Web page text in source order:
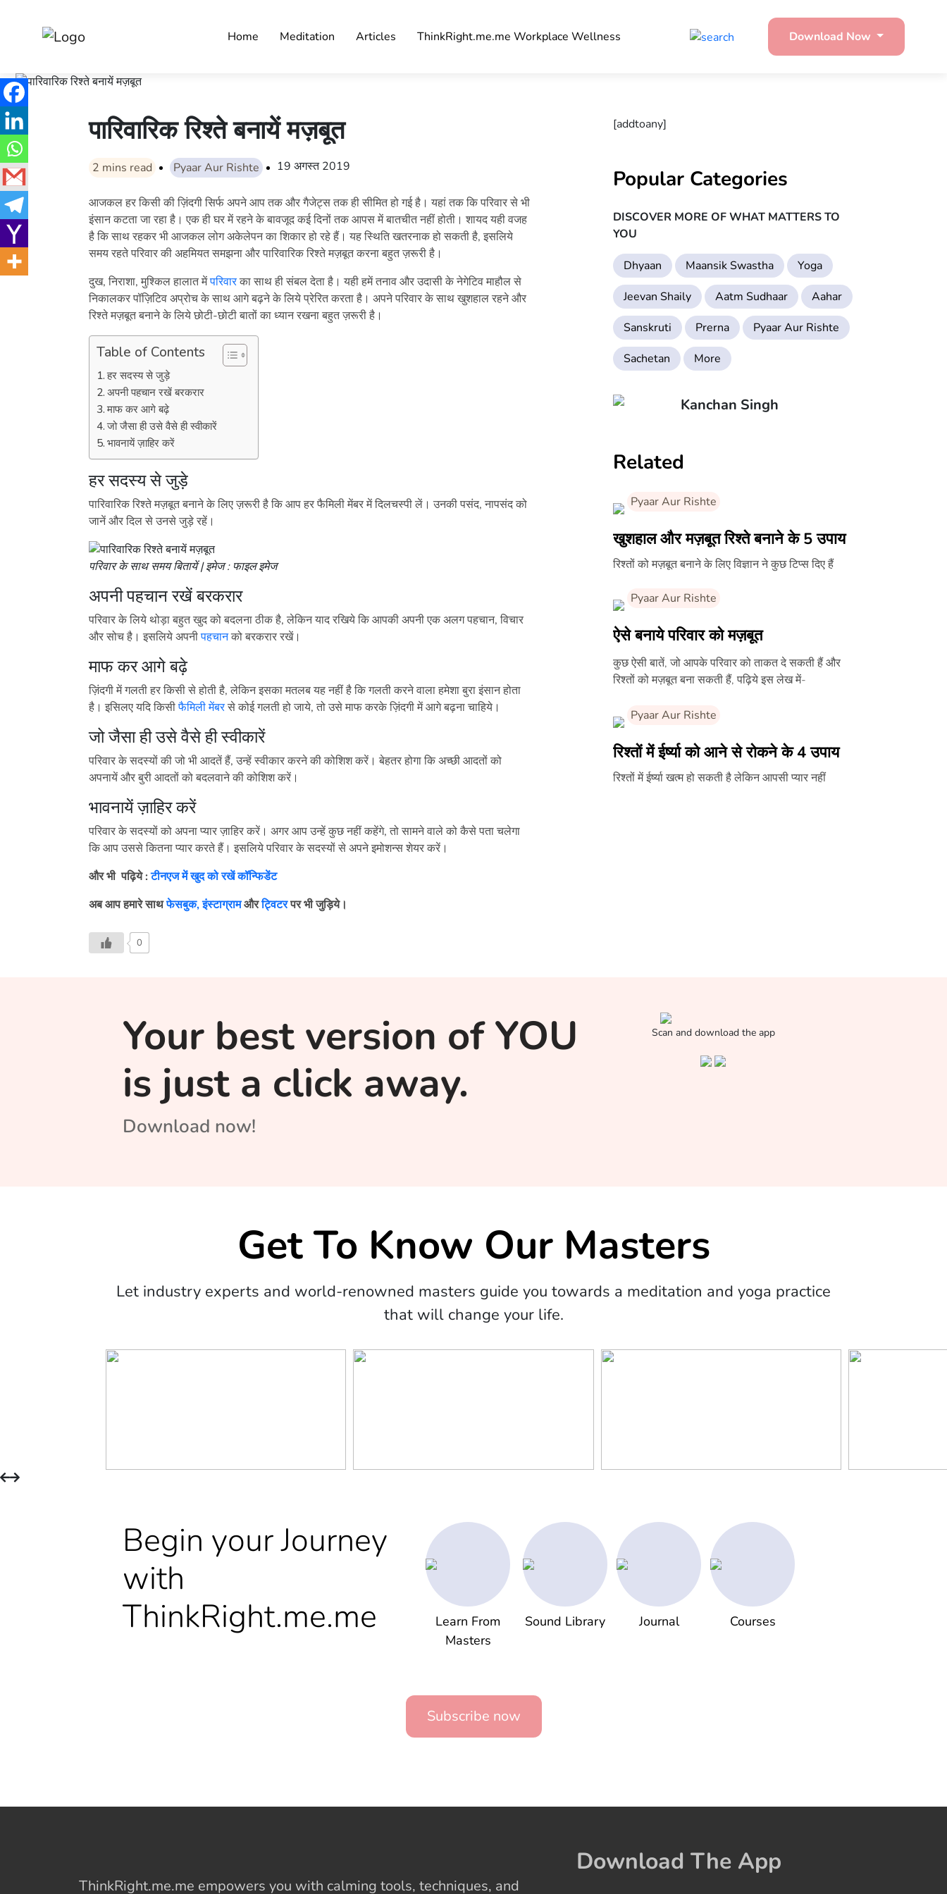
Home Meditation Articles ThinkRight.me.me Workplace Wellness Download Now
पारिवारिक रिश्ते बनायें मज़बूत
2 mins read Pyaar Aur Rishte 19 अगस्त 2019
आजकल हर किसी की ज़िंदगी सिर्फ अपने आप तक और गैजेट्स तक ही सीमित हो गई है। यहां तक कि परिवार से भी
इंसान कटता जा रहा है। एक ही घर में रहने के बावजूद कई दिनों तक आपस में बातचीत नहीं होती। शायद यही वजह
है कि साथ रहकर भी आजकल लोग अकेलेपन का शिकार हो रहे हैं। यह स्थिति खतरनाक हो सकती है, इसलिये
समय रहते परिवार की अहमियत समझना और पारिवारिक रिश्ते मज़बूत करना बहुत ज़रूरी है।
दुख, निराशा, मुश्किल हालात मेंपरिवारका साथ ही संबल देता है। यही हमें तनाव और उदासी के नेगेटिव माहौल से
निकालकर पॉज़िटिव अप्रोच के साथ आगे बढ़ने के लिये प्रेरित करता है। अपने परिवार के साथ खुशहाल रहने और
रिश्ते मज़बूत बनाने के लिये छोटी-छोटी बातों का ध्यान रखना बहुत ज़रूरी है।
Table of Contents
हर सदस्य से जुड़े
अपनी पहचान रखें बरकरार
माफ कर आगे बढ़े
जो जैसा ही उसे वैसे ही स्वीकारें
भावनायें ज़ाहिर करें
हर सदस्य से जुड़े
पारिवारिक रिश्ते मज़बूत बनाने के लिए ज़रूरी है कि आप हर फैमिली मेंबर में दिलचस्पी लें। उनकी पसंद, नापसंद को
जानें और दिल से उनसे जुड़े रहें।
परिवार के साथ समय बितायें | इमेज : फाइल इमेज
अपनी पहचान रखें बरकरार
परिवार के लिये थोड़ा बहुत खुद को बदलना ठीक है, लेकिन याद रखिये कि आपकी अपनी एक अलग पहचान, विचार
और सोच है। इसलिये अपनीपहचानको बरकरार रखें।
माफ कर आगे बढ़े
ज़िंदगी में गलती हर किसी से होती है, लेकिन इसका मतलब यह नहीं है कि गलती करने वाला हमेशा बुरा इंसान होता
है। इसिलए यदि किसीफैमिली मेंबरसे कोई गलती हो जाये, तो उसे माफ करके ज़िंदगी में आगे बढ़ना चाहिये।
जो जैसा ही उसे वैसे ही स्वीकारें
परिवार के सदस्यों की जो भी आदतें हैं, उन्हें स्वीकार करने की कोशिश करें। बेहतर होगा कि अच्छी आदतों को
अपनायें और बुरी आदतों को बदलवाने की कोशिश करें।
भावनायें ज़ाहिर करें
परिवार के सदस्यों को अपना प्यार ज़ाहिर करें। अगर आप उन्हें कुछ नहीं कहेंगे, तो सामने वाले को कैसे पता चलेगा
कि आप उससे कितना प्यार करते हैं। इसलिये परिवार के सदस्यों से अपने इमोशन्स शेयर करें।
और भी पढ़िये: टीनएज में खुद को रखें कॉन्फिडेंट
अब आप हमारे साथफेसबुक,इंस्टाग्रामऔरट्विटरपर भी जुड़िये।
0
[addtoany]
Popular Categories
DISCOVER MORE OF WHAT MATTERS TO
YOU
Dhyaan Maansik Swastha
Yoga
Jeevan Shaily
Aatm Sudhaar
Aahar
Sanskruti
Prerna
Pyaar Aur Rishte
Sachetan
More
Kanchan Singh
Related
Pyaar Aur Rishte
खुशहाल और मज़बूत रिश्ते बनाने के 5 उपाय
रिश्तों को मज़बूत बनाने के लिए विज्ञान ने कुछ टिप्स दिए हैं
Pyaar Aur Rishte
ऐसे बनाये परिवार को मज़बूत
कुछ ऐसी बातें, जो आपके परिवार को ताकत दे सकती हैं और
रिश्तों को मज़बूत बना सकती हैं, पढ़िये इस लेख में-
Pyaar Aur Rishte
रिश्तों में ईर्ष्या को आने से रोकने के 4 उपाय
रिश्तों में ईर्ष्या खत्म हो सकती है लेकिन आपसी प्यार नहीं
Your best version of YOU
is just a click away.
Download now!
Scan and download the app
Get To Know Our Masters
Let industry experts and world-renowned masters guide you towards a meditation and yoga practice
that will change your life.
Begin your Journey
with
ThinkRight.me.me
Learn From
Masters
Sound Library Journal Courses
Subscribe now
ThinkRight.me.me empowers you with calming tools, techniques, and
Download The App